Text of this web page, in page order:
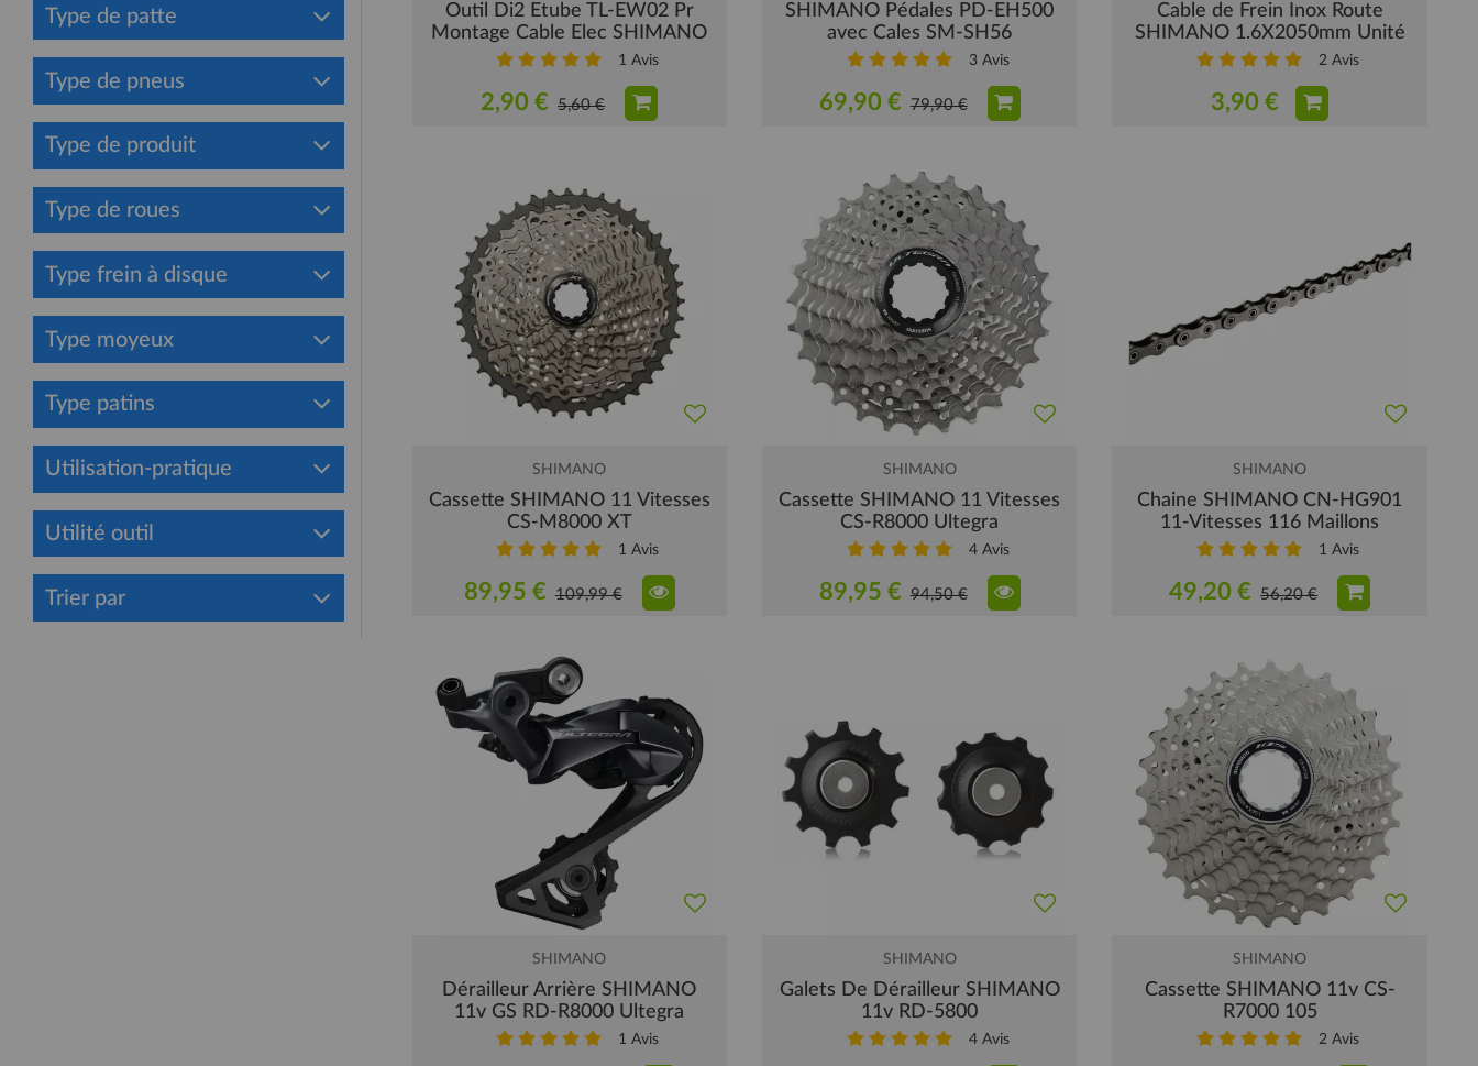
Type de patte
Type de pneus
Type de produit
Type de roues
Type frein à disque
Type moyeux
Type patins
Utilisation-pratique
Utilité outil
Trier par
Outil Di2 Etube TL-EW02 Pr
Montage Cable Elec SHIMANO
1 Avis
2,90 € 5,60 €
SHIMANO Pédales PD-EH500
avec Cales SM-SH56
3Avis
69,90 € 79,90 €
Cable de Frein Inox Route
SHIMANO 1.6X2050mm Unité
2 Avis
3,90 €
SHIMANO
Cassette SHIMANO 11 Vitesses
CS-M8000 XT
1 Avis
89,95 € 109,99 €
SHIMANO
Cassette SHIMANO 11 Vitesses
CS-R8000 Ultegra
4Avis
89,95 € 94,50 €
SHIMANO
Chaine SHIMANO CN-HG901
11-Vitesses 116 Maillons
1 Avis
49,20 € 56,20 €
SHIMANO
Dérailleur Arrière SHIMANO
11v GS RD-R8000 Ultegra
1 Avis
SHIMANO
Galets De Dérailleur SHIMANO
11v RD-5800
4Avis
SHIMANO
Cassette SHIMANO 11v CS-
R7000 105
2 Avis